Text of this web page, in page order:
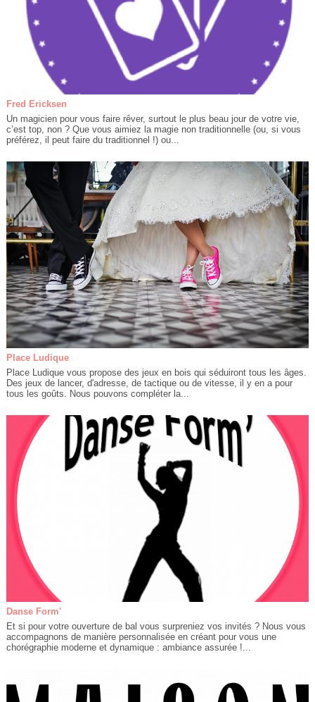
Fred Ericksen
Un magicien pour vous faire rêver, surtout le plus beau jour de votre vie,
c’est top, non ? Que vous aimiez la magie non traditionnelle (ou, si vous
préférez, il peut faire du traditionnel !) ou...
Place Ludique
Place Ludique vous propose des jeux en bois qui séduiront tous les âges.
Des jeux de lancer, d'adresse, de tactique ou de vitesse, il y en a pour
tous les goûts. Nous pouvons compléter la...
Danse Form'
Et si pour votre ouverture de bal vous surpreniez vos invités ? Nous vous
accompagnons de manière personnalisée en créant pour vous une
chorégraphie moderne et dynamique : ambiance assurée !...